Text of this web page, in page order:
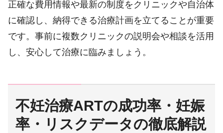
正確な費用情報や最新の制度をクリニックや自治体
に確認し、納得できる治療計画を立てることが重要
です。事前に複数クリニックの説明会や相談を活用
し、安心して治療に臨みましょう。
不妊治療ARTの成功率・妊娠
率・リスクデータの徹底解説